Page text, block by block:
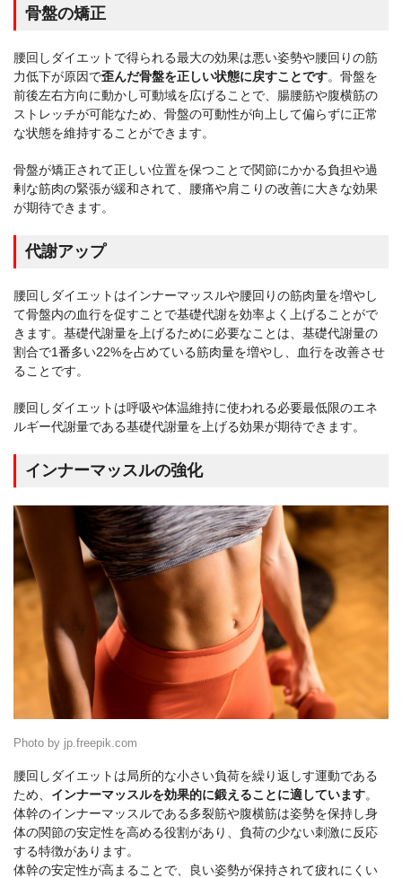
骨盤の矯正
腰回しダイエットで得られる最大の効果は悪い姿勢や腰回りの筋
力低下が原因で歪んだ骨盤を正しい状態に戻すことです。骨盤を
前後左右方向に動かし可動域を広げることで、腸腰筋や腹横筋の
ストレッチが可能なため、骨盤の可動性が向上して偏らずに正常
な状態を維持することができます。
骨盤が矯正されて正しい位置を保つことで関節にかかる負担や過
剰な筋肉の緊張が緩和されて、腰痛や肩こりの改善に大きな効果
が期待できます。
代謝アップ
腰回しダイエットはインナーマッスルや腰回りの筋肉量を増やし
て骨盤内の血行を促すことで基礎代謝を効率よく上げることがで
きます。基礎代謝量を上げるために必要なことは、基礎代謝量の
割合で1番多い22%を占めている筋肉量を増やし、血行を改善させ
ることです。
腰回しダイエットは呼吸や体温維持に使われる必要最低限のエネ
ルギー代謝量である基礎代謝量を上げる効果が期待できます。
インナーマッスルの強化
Photo by jp.freepik.com
腰回しダイエットは局所的な小さい負荷を繰り返しす運動である
ため、 インナーマッスルを効果的に鍛えることに適しています。
体幹のインナーマッスルである多裂筋や腹横筋は姿勢を保持し身
体の関節の安定性を高める役割があり、負荷の少ない刺激に反応
する特徴があります。
体幹の安定性が高まることで、良い姿勢が保持されて疲れにくい